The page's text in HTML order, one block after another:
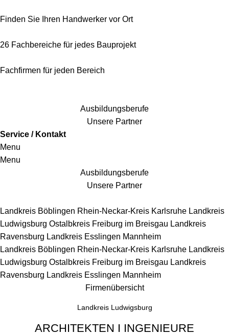
Finden Sie Ihren Handwerker vor Ort
26 Fachbereiche für jedes Bauprojekt
Fachfirmen für jeden Bereich
Ausbildungsberufe
Unsere Partner
Service / Kontakt
Menu
Menu
Ausbildungsberufe
Unsere Partner
Landkreis Böblingen Rhein-Neckar-Kreis Karlsruhe Landkreis
Ludwigsburg Ostalbkreis Freiburg im Breisgau Landkreis
Ravensburg Landkreis Esslingen Mannheim
Landkreis Böblingen Rhein-Neckar-Kreis Karlsruhe Landkreis
Ludwigsburg Ostalbkreis Freiburg im Breisgau Landkreis
Ravensburg Landkreis Esslingen Mannheim
Firmenübersicht
Landkreis Ludwigsburg
ARCHITEKTEN I INGENIEURE